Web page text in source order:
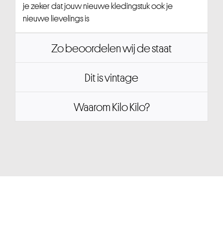
je zeker dat jouw nieuwe kledingstuk ook je
nieuwe lievelings is
Zo beoordelen wij de staat
Dit is vintage
Waarom Kilo Kilo?